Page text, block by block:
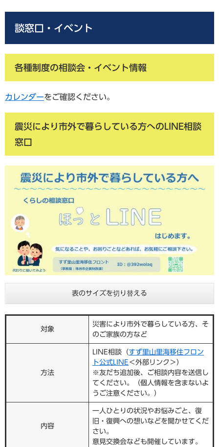
談窓口・イベント
各種制度の相談会・イベント情報
カレンダーをご確認ください。
震災により市外で暮らしている方へのLINE相談
窓口
表のサイズを切り替える
対象
災害により市外で暮らしている方、そ
のご家族の方など
方法
LINE相談（すず里山里海移住フロン
ト公式LINE ＜外部リンク＞ ）
※友だち追加後、ご相談内容を送信し
てください。（個人情報を含まないよ
うご注意ください。）
内容
一人ひとりの状況やお悩みごと、復
旧・復興への想いなどを聞かせてくだ
さい。
意見交換会なども開催しています。